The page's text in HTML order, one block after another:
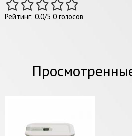
Рейтинг: 0.0/5 0 голосов